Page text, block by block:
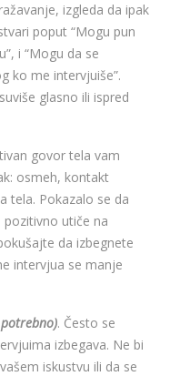
izgleda da ipak
poput “Mogu pun
i “Mogu da se
ko me intervjuiše”.
glasno ili ispred
govor tela vam
osmeh, kontakt
tela. Pokazalo se da
utiče na
da izbegnete
intervjua se manje
. Često se
izbegava. Ne bi
iskustvu ili da se